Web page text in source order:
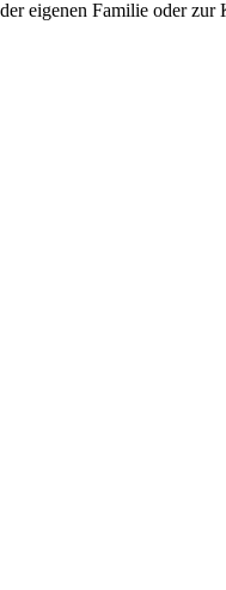
eigenen Familie oder